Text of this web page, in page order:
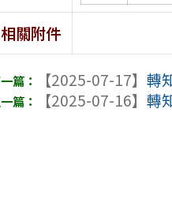
相關附件
【2025-07-17】轉
【2025-07-16】轉